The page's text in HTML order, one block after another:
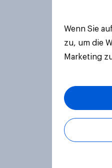
Wenn Sie
zu, um die
Marketing